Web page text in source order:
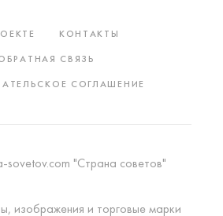
КОНТАКТЫ
СВЯЗЬ
СОГЛАШЕНИЕ
"Страна советов"
изображения и торговые марки